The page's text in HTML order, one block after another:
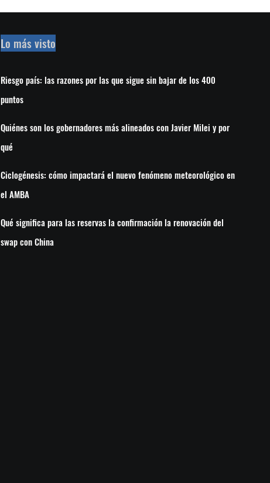
Lo más visto
Riesgo país: las razones por las que sigue sin bajar de los 400
puntos
Quiénes son los gobernadores más alineados con Javier Milei y por
qué
Ciclogénesis: cómo impactará el nuevo fenómeno meteorológico en
el AMBA
Qué significa para las reservas la confirmación la renovación del
swap con China